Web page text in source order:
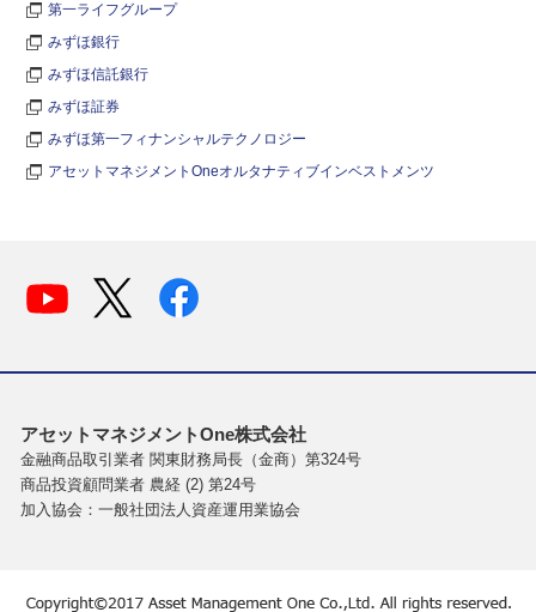
第一ライフグループ
みずほ銀行
みずほ信託銀行
みずほ証券
みずほ第一フィナンシャルテクノロジー
アセットマネジメントOneオルタナティブインベストメンツ
アセットマネジメントOne株式会社
金融商品取引業者 関東財務局長（金商）第324号
商品投資顧問業者 農経 (2) 第24号
加入協会：一般社団法人資産運用業協会